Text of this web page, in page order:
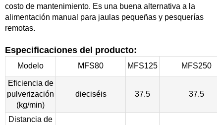
costo de mantenimiento. Es una buena alternativa a la
alimentación manual para jaulas pequeñas y pesquerías
remotas.
Especificaciones del producto:
Modelo MFS80 MFS125 MFS250
Eficiencia de
pulverización
(kg/min)
dieciséis 37.5 37.5
Distancia de